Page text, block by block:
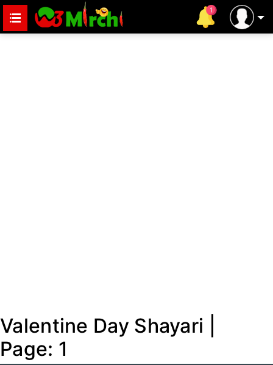
Valentine Day Shayari |
Page: 1